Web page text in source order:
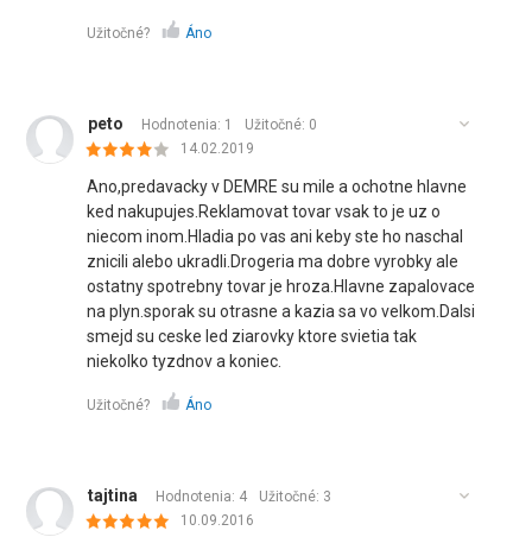
Užitočné? Áno
peto Hodnotenia: 1 Užitočné: 0
14.02.2019
Ano,predavacky v DEMRE su mile a ochotne hlavne
ked nakupujes.Reklamovat tovar vsak to je uz o
niecom inom.Hladia po vas ani keby ste ho naschal
znicili alebo ukradli.Drogeria ma dobre vyrobky ale
ostatny spotrebny tovar je hroza.Hlavne zapalovace
na plyn.sporak su otrasne a kazia sa vo velkom.Dalsi
smejd su ceske led ziarovky ktore svietia tak
niekolko tyzdnov a koniec.
Užitočné? Áno
tajtina Hodnotenia: 4 Užitočné: 3
10.09.2016